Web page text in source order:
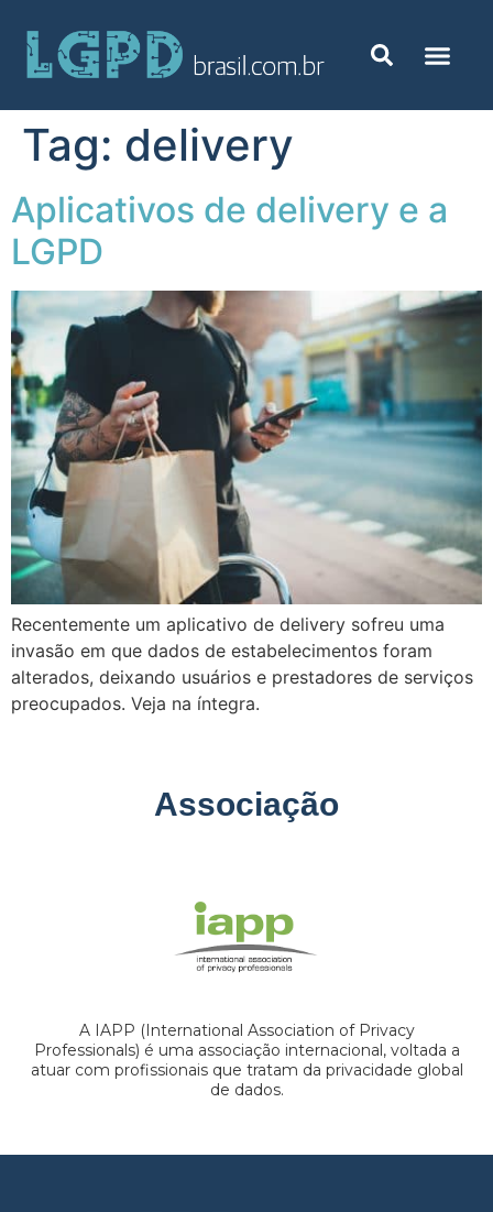
Tag: delivery
Aplicativos de delivery e a
LGPD
Recentemente um aplicativo de delivery sofreu uma
invasão em que dados de estabelecimentos foram
alterados, deixando usuários e prestadores de serviços
preocupados. Veja na íntegra.
Associação
A IAPP (International Association of Privacy
Professionals) é uma associação internacional, voltada a
atuar com profissionais que tratam da privacidade global
de dados.